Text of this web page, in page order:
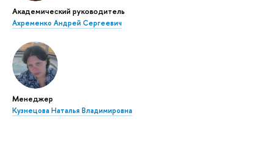
Академический руководитель
Ахременко Андрей Сергеевич
Менеджер
Кузнецова Наталья Владимировна